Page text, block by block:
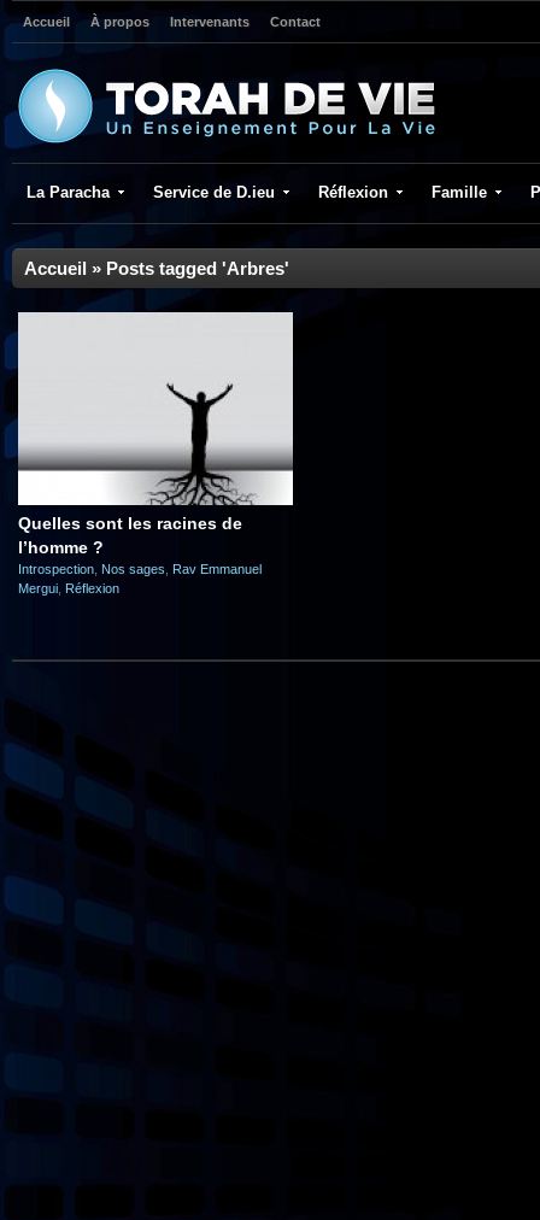
Accueil À propos Intervenants Contact
La Paracha Service de D.ieu Réflexion Famille
Accueil » Posts tagged 'Arbres'
Quelles sont les racines de
l’homme ?
Introspection Nos sages
Rav Emmanuel
Mergui Réflexion